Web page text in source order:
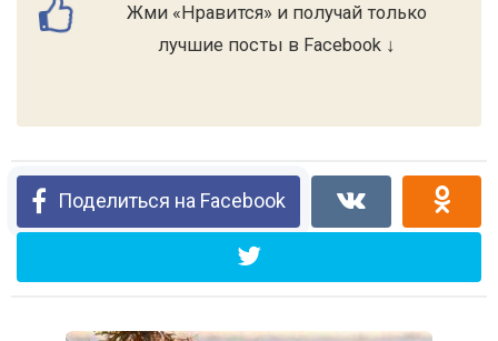
Жми «Нравится» и получай только
лучшие посты в Facebook ↓
Поделиться на Facebook